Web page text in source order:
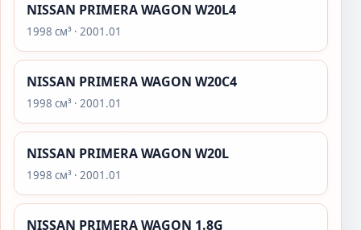
NISSAN PRIMERA WAGON W20L4
1998 см³ · 2001.01
NISSAN PRIMERA WAGON W20C4
1998 см³ · 2001.01
NISSAN PRIMERA WAGON W20L
1998 см³ · 2001.01
NISSAN PRIMERA WAGON 1.8G